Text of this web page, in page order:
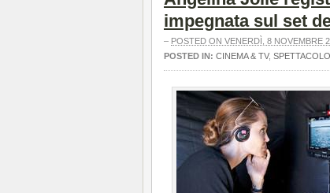
impegnata sul set
– POSTED ON VENERDÌ, 8 NOVEMBRE
POSTED IN: CINEMA & TV, SPETTACOLO